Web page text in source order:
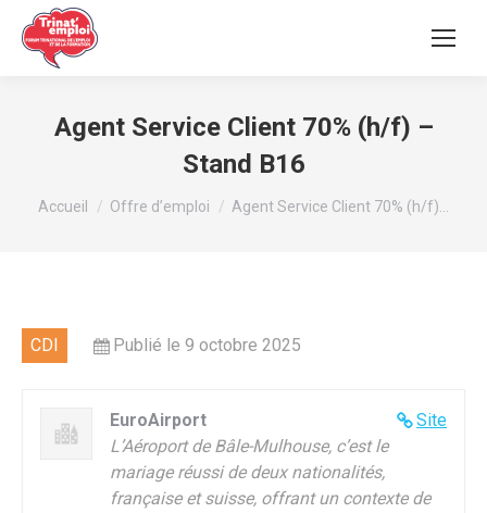
Agent Service Client 70% (h/f) –
Stand B16
Vous êtes ici :
Accueil Offre d’emploi Agent Service Client 70% (h/f)…
CDI Publié le 9 octobre 2025
Site
EuroAirport
L’Aéroport de Bâle-Mulhouse, c’est le
mariage réussi de deux nationalités,
française et suisse, offrant un contexte de